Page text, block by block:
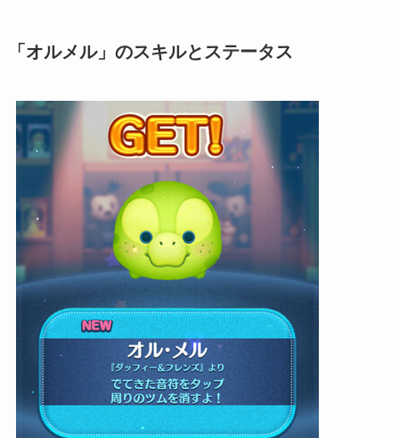
「オルメル」のスキルとステータス